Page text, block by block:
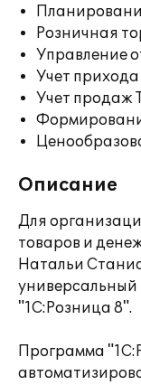
Розничная
Управление
Учет
Учет продаж
Описание
Для
товаров и
Натальи
"1С:Розница 8".
Программа